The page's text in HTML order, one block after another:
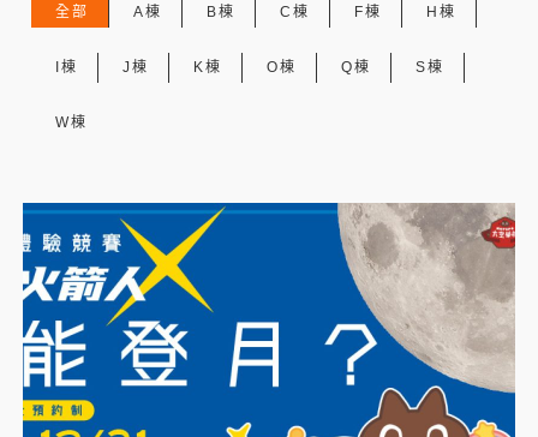
全部 A棟 B棟 C棟 F棟 H棟
I棟 J棟 K棟 O棟 Q棟 S棟
W棟